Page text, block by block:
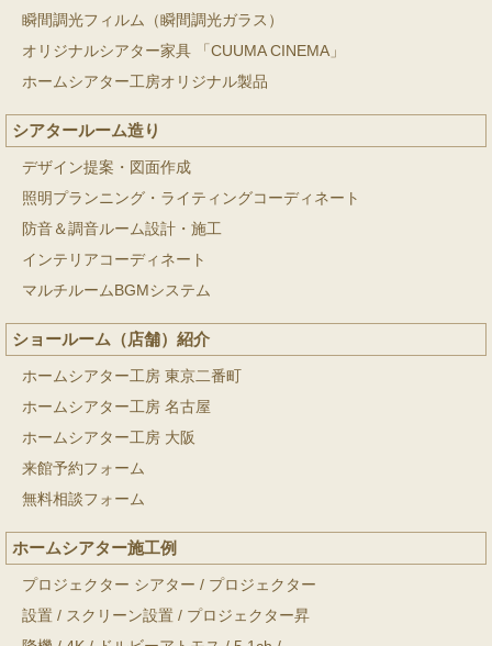
瞬間調光フィルム（瞬間調光ガラス）
オリジナルシアター家具 「CUUMA CINEMA」
ホームシアター工房オリジナル製品
シアタールーム造り
デザイン提案・図面作成
照明プランニング・ライティングコーディネート
防音＆調音ルーム設計・施工
インテリアコーディネート
マルチルームBGMシステム
ショールーム（店舗）紹介
ホームシアター工房 東京二番町
ホームシアター工房 名古屋
ホームシアター工房 大阪
来館予約フォーム
無料相談フォーム
ホームシアター施工例
プロジェクター シアター / プロジェクター
設置 / スクリーン設置 / プロジェクター昇